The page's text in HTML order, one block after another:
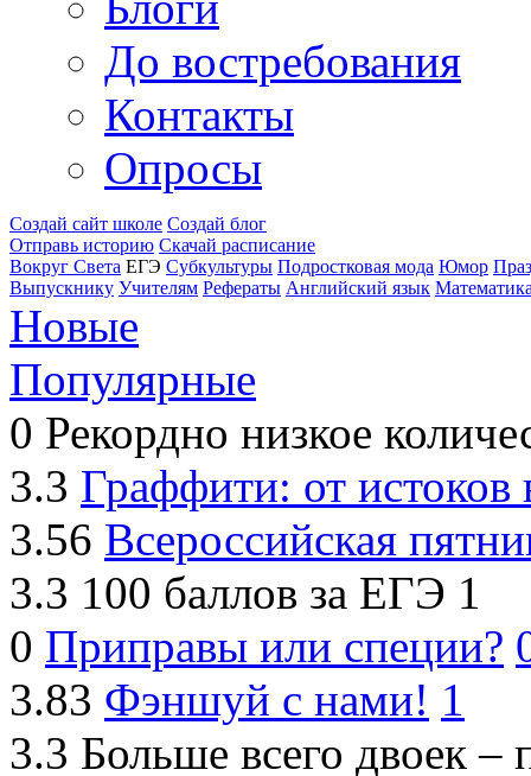
До востребования
Контакты
Опросы
Создай сайт школе Создай блог
Отправь историю Скачай расписание
Вокруг Света ЕГЭ Субкультуры Подростковая мода Юмор
Выпускнику Учителям Рефераты Английский язык
Новые
Популярные
0 Рекордно низкое
3.3 Граффити: от истоков
3.56 Всероссийская
3.3 100 баллов за ЕГЭ 1
0 Приправы или специи?
3.83 Фэншуй с нами! 1
3.3 Больше всего двоек